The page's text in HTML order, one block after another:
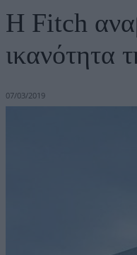
Η Fitch
ικανότητα
07/03/2019